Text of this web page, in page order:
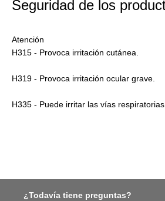
Seguridad de los
Atención
H315 - Provoca irritación cutánea.
H319 - Provoca irritación ocular grave.
H335 - Puede irritar las vías respiratorias.
¿Todavía tiene preguntas?